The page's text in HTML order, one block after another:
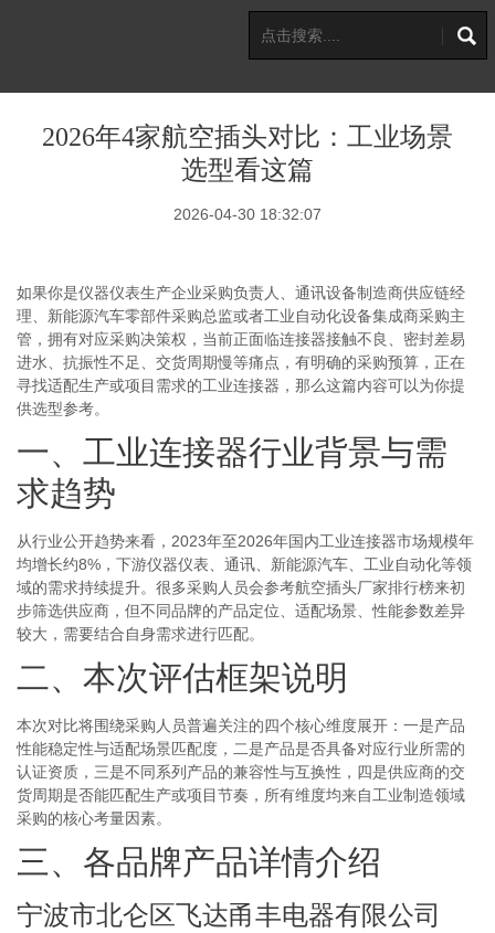
2026年4家航空插头对比：工业场景
选型看这篇
2026-04-30 18:32:07
如果你是仪器仪表生产企业采购负责人、通讯设备制造商供应链经
理、新能源汽车零部件采购总监或者工业自动化设备集成商采购主
管，拥有对应采购决策权，当前正面临连接器接触不良、密封差易
进水、抗振性不足、交货周期慢等痛点，有明确的采购预算，正在
寻找适配生产或项目需求的工业连接器，那么这篇内容可以为你提
供选型参考。
一、工业连接器行业背景与需
求趋势
从行业公开趋势来看，2023年至2026年国内工业连接器市场规模年
均增长约8%，下游仪器仪表、通讯、新能源汽车、工业自动化等领
域的需求持续提升。很多采购人员会参考航空插头厂家排行榜来初
步筛选供应商，但不同品牌的产品定位、适配场景、性能参数差异
较大，需要结合自身需求进行匹配。
二、本次评估框架说明
本次对比将围绕采购人员普遍关注的四个核心维度展开：一是产品
性能稳定性与适配场景匹配度，二是产品是否具备对应行业所需的
认证资质，三是不同系列产品的兼容性与互换性，四是供应商的交
货周期是否能匹配生产或项目节奏，所有维度均来自工业制造领域
采购的核心考量因素。
三、各品牌产品详情介绍
宁波市北仑区飞达甬丰电器有限公司